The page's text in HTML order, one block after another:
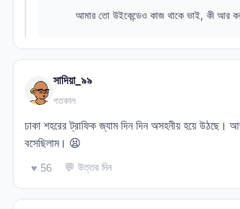
আমার তো উইকেন্ডেও কাজ থাকে ভাই, কী আর
সাদিয়া_৯৯
গতকাল
ঢাকা শহরের ট্রাফিক জ্যাম দিন দিন অসহনীয় হয়ে উঠছে।
বসেছিলাম। 😫
♥ 56 💬 উত্তর দিন